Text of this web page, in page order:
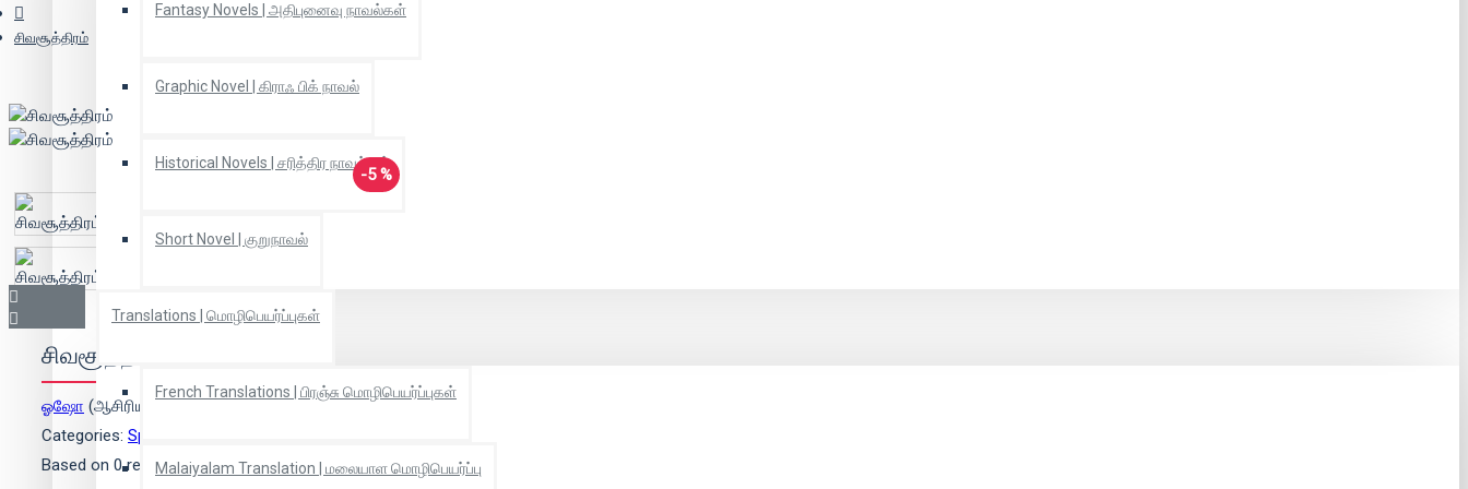
Fantasy Novels | அதிபுனைவு நாவல்கள்
Graphic Novel | கிராஃ பிக் நாவல்
Historical Novels | சரித்திர நாவல்கள்
Short Novel | குறுநாவல்
Translations | மொழிபெயர்ப்புகள்
French Translations | பிரஞ்சு மொழிபெயர்ப்புகள்
Malaiyalam Translation | மலையாள மொழிபெயர்ப்பு
சிவசூத்திரம்
-5 %
சிவசூத்திரம்
ஓஷோ (ஆசிரியர்)
Categories: Spirituality | ஆன்மீகம்
Based on 0 reviews. - Write a review